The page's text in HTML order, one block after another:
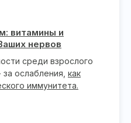
витамины и
нервов
среди взрослого
за ослабления, как
иммунитета.